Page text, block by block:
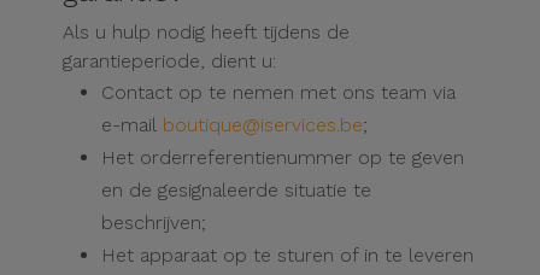
Als u hulp nodig heeft tijdens de
garantieperiode, dient u:
Contact op te nemen met ons team via
e-mail boutique@iservices.be;
Het orderreferentienummer op te geven
en de gesignaleerde situatie te
beschrijven;
Het apparaat op te sturen of in te leveren